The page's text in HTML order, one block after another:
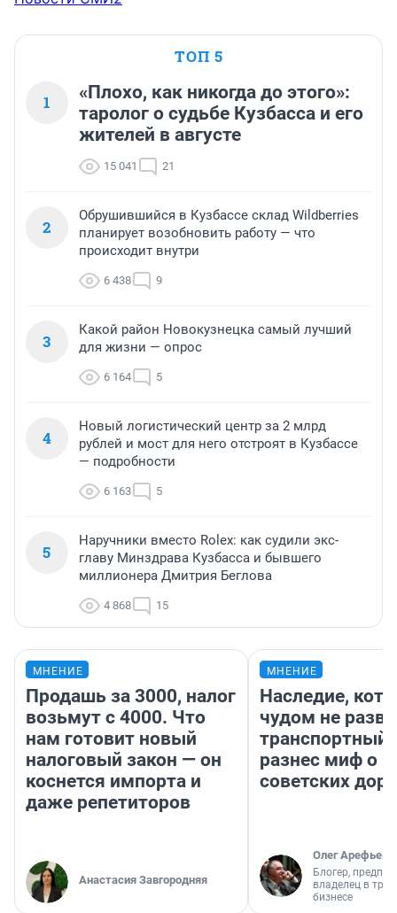
ТОП 5
1
«Плохо, как никогда до этого»:
таролог о судьбе Кузбасса и его
жителей в августе
15 041 21
2
Обрушившийся в Кузбассе склад Wildberries
планирует возобновить работу — что
происходит внутри
6 438 9
3
Какой район Новокузнецка самый лучший
для жизни — опрос
6 164 5
4
Новый логистический центр за 2 млрд
рублей и мост для него отстроят в Кузбассе
— подробности
6 163 5
5
Наручники вместо Rolex: как судили экс-
главу Минздрава Кузбасса и бывшего
миллионера Дмитрия Беглова
4 868 15
МНЕНИЕ
Продашь за 3000, налог
возьмут с 4000. Что
нам готовит новый
налоговый закон — он
коснется импорта и
даже репетиторов
Анастасия Завгородняя
МНЕНИЕ
Наследие,
чудом не
транспортный
разнес миф о
советских
Олег Арефьев
Блогер,
владелец в
бизнесе